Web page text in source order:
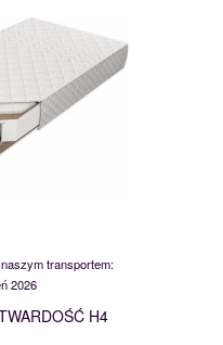
transportem:
2026
H4